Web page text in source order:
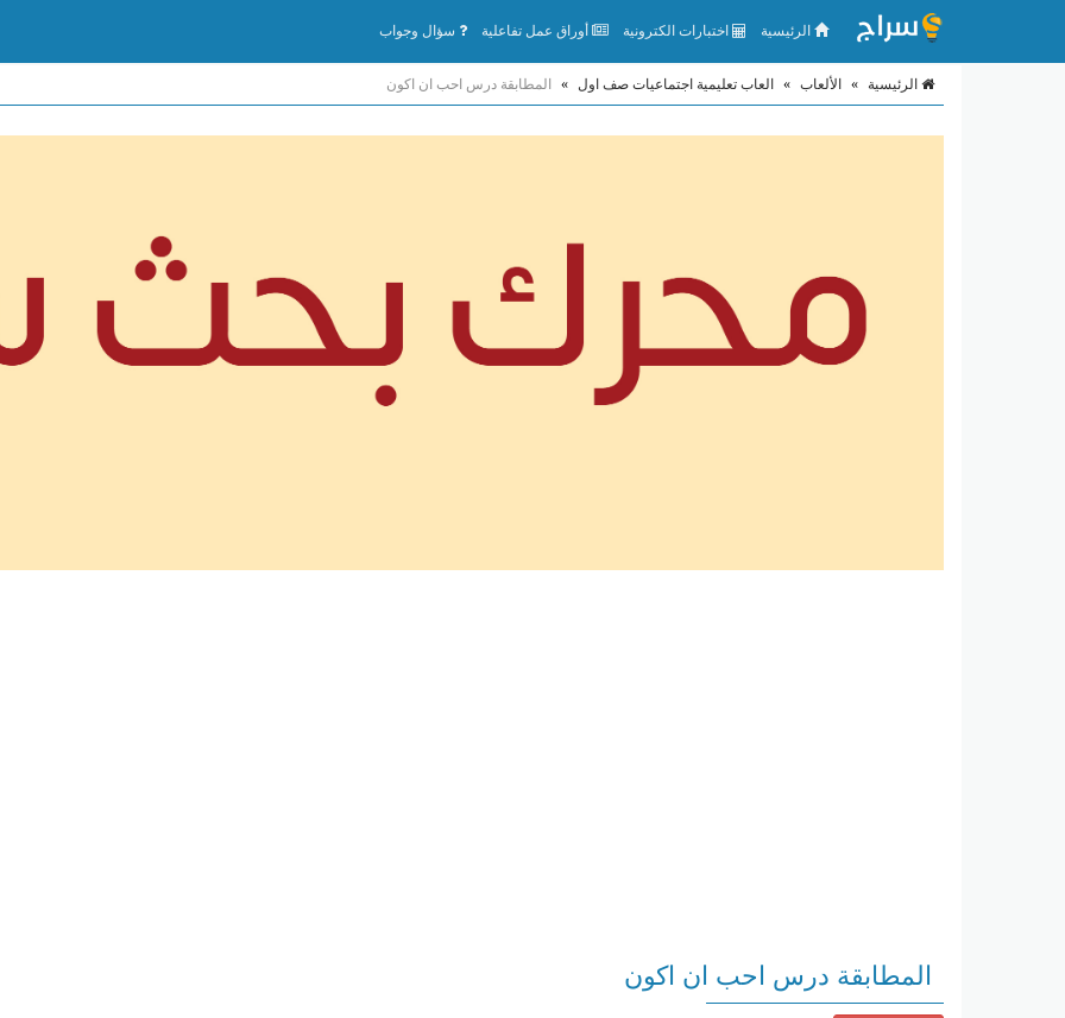
الرئيسية اختبارات الكترونية أوراق عمل تفاعلية سؤال وجواب
الرئيسية » الألعاب » العاب تعليمية اجتماعيات صف اول » المطابقة درس احب ان اكون
المطابقة درس احب ان اكون